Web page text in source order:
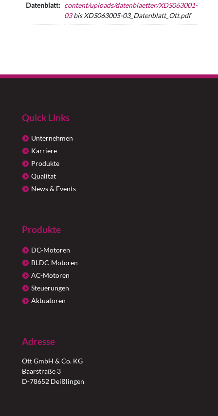
Datenblatt: content/uploads/datenblaetter/XDS063001-
03bis XDS063005-03_Datenblatt_Ott.pdf
Quick Links
Unternehmen
Karriere
Produkte
Qualität
News & Events
Produkte
DC-Motoren
BLDC-Motoren
AC-Motoren
Steuerungen
Aktuatoren
Adresse
Ott GmbH & Co. KG
Baarstraße 3
D-78652 Deißlingen